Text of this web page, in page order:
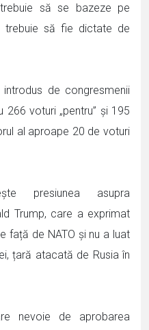
să se bazeze pe
trebuie să fie dictate de
de congresmenii
voturi „pentru” și 195
al aproape 20 de voturi
presiunea asupra
Trump, care a exprimat
față de NATO și nu a luat
țară atacată de Rusia în
nevoie de aprobarea